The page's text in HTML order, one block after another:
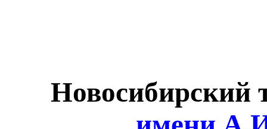
Новосибирский